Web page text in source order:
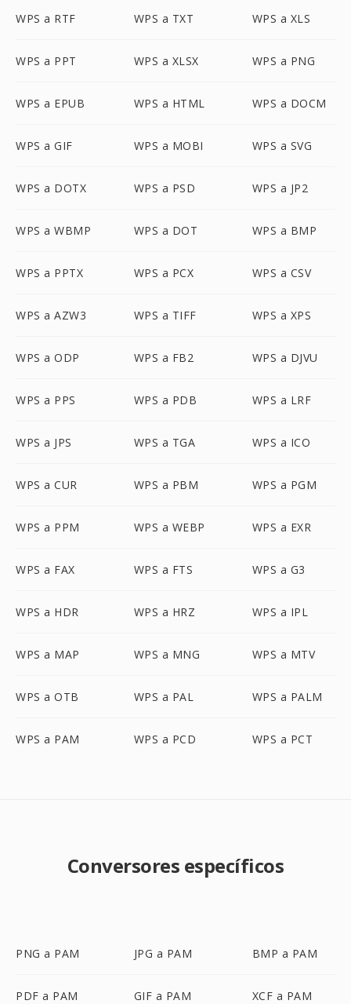
WPS a RTF WPS a TXT WPS a XLS
WPS a PPT WPS a XLSX WPS a PNG
WPS a EPUB WPS a HTML WPS a DOCM
WPS a GIF WPS a MOBI WPS a SVG
WPS a DOTX WPS a PSD WPS a JP2
WPS a WBMP WPS a DOT WPS a BMP
WPS a PPTX WPS a PCX WPS a CSV
WPS a AZW3 WPS a TIFF WPS a XPS
WPS a ODP WPS a FB2 WPS a DJVU
WPS a PPS WPS a PDB WPS a LRF
WPS a JPS WPS a TGA WPS a ICO
WPS a CUR WPS a PBM WPS a PGM
WPS a PPM WPS a WEBP WPS a EXR
WPS a FAX WPS a FTS WPS a G3
WPS a HDR WPS a HRZ WPS a IPL
WPS a MAP WPS a MNG WPS a MTV
WPS a OTB WPS a PAL WPS a PALM
WPS a PAM WPS a PCD WPS a PCT
Conversores específicos
PNG a PAM JPG a PAM BMP a PAM
PDF a PAM GIF a PAM XCF a PAM